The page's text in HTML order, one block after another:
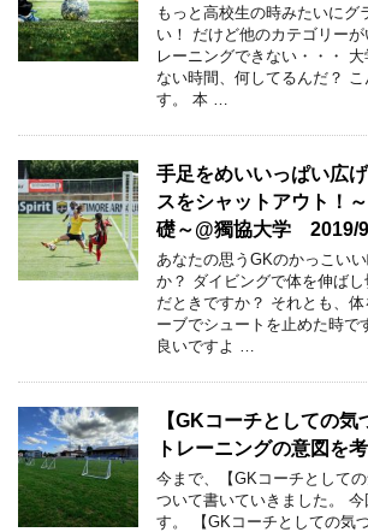
もっと高校生の時みたいにグ
い！ だけど他のカテゴリー
レーニングできない・・・
ない時間、何してるんだ？
す。 本 …
手足をめいいっぱい広
スをシャットアウト！
礎～@獨協大学 2019/
あなたの思うGKのかっこい
か？ ダイビングで体を伸ば
だときですか？ それとも、
ーブでシュートを止めた時で
良いですよ …
【GKコーチとしての
トレーニングの意図を
今まで、【GKコーチとして
ついて書いていきました。
す。 【GKコーチとしての気